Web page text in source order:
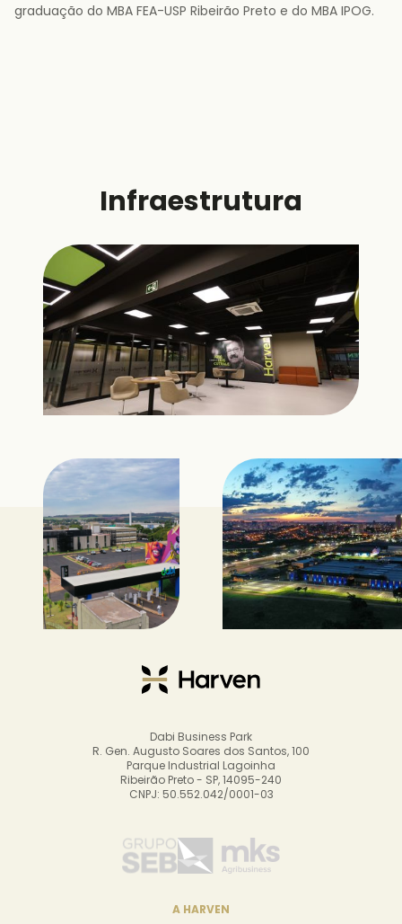
graduação do MBA FEA-USP Ribeirão Preto e do MBA IPOG.
Infraestrutura
Dabi Business Park
R. Gen. Augusto Soares dos Santos, 100
Parque Industrial Lagoinha
Ribeirão Preto - SP, 14095-240
CNPJ: 50.552.042/0001-03
A HARVEN